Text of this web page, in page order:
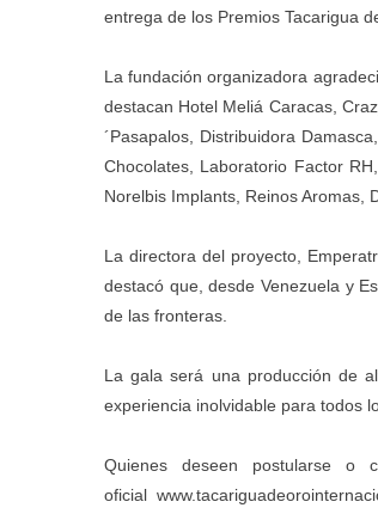
entrega de los Premios Tacarigua
La fundación organizadora
destacan Hotel Meliá Caracas,
´Pasapalos, Distribuidora
Chocolates, Laboratorio Factor
Norelbis Implants, Reinos Aromas,
La directora del proyecto,
destacó que, desde Venezuela y
de las fronteras.
La gala será una producción de
experiencia inolvidable para todos
Quienes deseen postularse o
oficial